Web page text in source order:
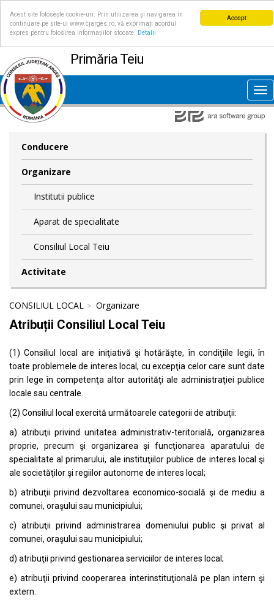
Accept
Acest site folosește cookie-uri. Prin utilizarea și navigarea în
continuare pe site-ul www.cjarges.ro, vă exprimați acordul
expres pentru folosirea informațiilor stocate.
Detalii
Primăria Teiu
Conducere
Organizare
Institutii publice
Aparat de specialitate
Consiliul Local Teiu
Activitate
CONSILIUL LOCAL Organizare
Atribuții Consiliul Local Teiu
(1) Consiliul local are iniţiativă şi hotărăşte, în condiţiile legii, în
toate problemele de interes local, cu excepţia celor care sunt date
prin lege în competenţa altor autorităţi ale administraţiei publice
locale sau centrale.
(2) Consiliul local exercită următoarele categorii de atribuţii:
a) atribuţii privind unitatea administrativ-teritorială, organizarea
proprie, precum şi organizarea şi funcţionarea aparatului de
specialitate al primarului, ale instituţiilor publice de interes local şi
ale societăţilor şi regiilor autonome de interes local;
b) atribuţii privind dezvoltarea economico-socială şi de mediu a
comunei, oraşului sau municipiului;
c) atribuţii privind administrarea domeniului public şi privat al
comunei, oraşului sau municipiului;
d) atribuţii privind gestionarea serviciilor de interes local;
e) atribuţii privind cooperarea interinstituţională pe plan intern şi
extern.